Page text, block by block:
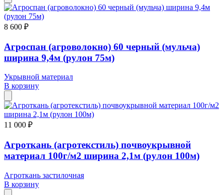
8 600 ₽
Агроспан (агроволокно) 60 черный (мульча)
ширина 9,4м (рулон 75м)
Укрывной материал
В корзину
11 000 ₽
Агроткань (агротекстиль) почвоукрывной
материал 100г/м2 ширина 2,1м (рулон 100м)
Агроткань застилочная
В корзину